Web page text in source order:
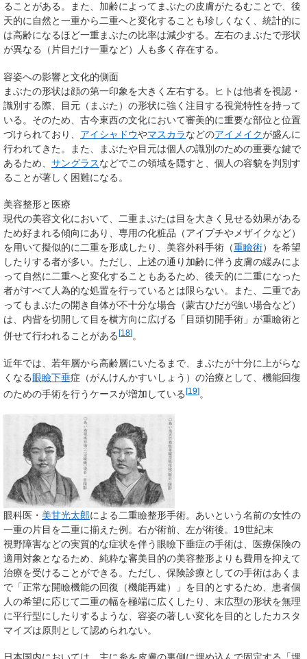
ることがある。また、加齢によってまぶたの皮膚がたるむことで、後
天的に自然と一重から二重へと変化することも珍しくなく、統計的に
は高齢になるほど一重まぶたの比率は減少する。左右のまぶたで形状
が異なる（片目だけ一重など）人も多く存在する。
容姿への影響と文化的側面
まぶたの形状は顔の第一印象を大きく左右する。ヒトは他者を視認・
識別する際、目元（まぶた）の形状に強く注目する視覚特性を持って
いる。そのため、古今東西の文化において審美的に重要な部位と位置
づけられており、 アイシャドウやマスカラなどのアイメイクが盛んに
行われてきた。また、まぶたや目元は個人の識別のための重要な鍵で
あるため、 サングラスなどでこの領域を隠すと、個人の容貌を判別す
ることが著しく困難になる。
美容整形と医療
現代の美容文化において、二重まぶたは目を大きく見せる効果がある
ため好まれる傾向にあり、専用の化粧品（アイプチやメザイクなど）
を用いて擬似的に二重を形成したり、美容外科手術（重瞼術）を希望
したりする者が多い。ただし、上述の通り加齢に伴う皮膚の緩みによ
って自然に二重へと変化することもあるため、後天的に二重になった
者がすべて人為的な処置を行っているとは限らない。また、二重であ
ってもまぶたの開き自体が不十分な場合（蒙古ひだが強い場合など）
は、内眥を切開して目を横方向に広げる「目頭切開手術」が重瞼術と
併せて行われることがある [18]。
近年では、若年層から高齢層にいたるまで、まぶたが十分に上がらな
くなる眼瞼下垂症（がんけんかすいしょう）の治療として、機能回復
のための手術を行うケースが増加している[19]。
眼科医・ 美甘光太郎による二重瞼整形手術。あいという名前の女性の
一重の片目を二重に揃えた例。右が術前、左が術後。19世紀末
視野障害などの実質的な症状を伴う眼瞼下垂症の手術は、医療保険の
適用対象となるため、純粋な審美目的の美容整形よりも費用を抑えて
治療を受けることができる。ただし、保険診療としての手術はあくま
で「正常な開瞼機能の回復（機能再建）」を目的とするため、患者個
人の希望に応じて二重の幅を極端に広くしたり、末広型の形状を無理
に平行型にしたりするような、容姿の著しい変化を目的としたカスタ
マイズは原則として認められない。